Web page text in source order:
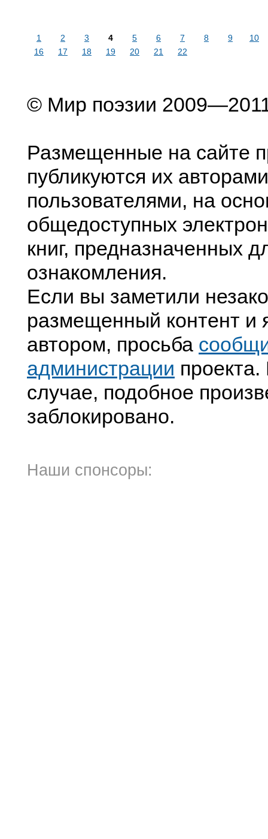
1 2 3 4 5 6 7 8 9
10
16
17 18 19 20 21 22
© Мир поэзии
Размещенные на сайте
публикуются их
пользователями, на
общедоступных
книг, предназначенных
ознакомления.
Если вы заметили
размещенный контент и
автором, просьба
администрации
случае, подобное
заблокировано.
Наши спонсоры: